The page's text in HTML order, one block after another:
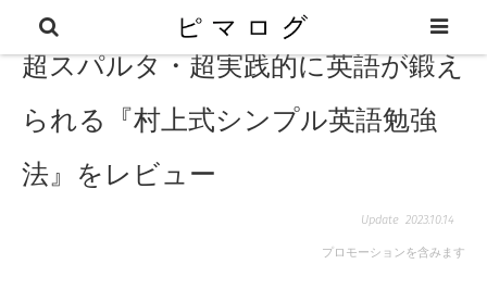
超スパルタ・超実践的に英語が鍛え
られる『村上式シンプル英語勉強
法』をレビュー
2023.10.14
プロモーションを含みます